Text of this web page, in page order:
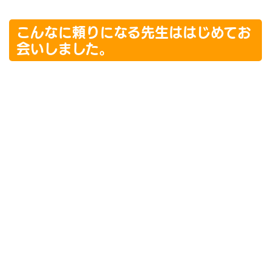
こんなに頼りになる先生ははじめてお
会いしました。